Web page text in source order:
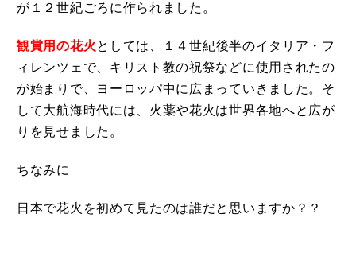
が１２世紀ごろに作られました。
観賞用の花火としては、１４世紀後半のイタリア・フ
ィレンツェで、キリスト教の祝祭などに使用されたの
が始まりで、ヨーロッパ中に広まっていきました。そ
して大航海時代には、火薬や花火は世界各地へと広が
りを見せました。
ちなみに
日本で花火を初めて見たのは誰だと思いますか？？